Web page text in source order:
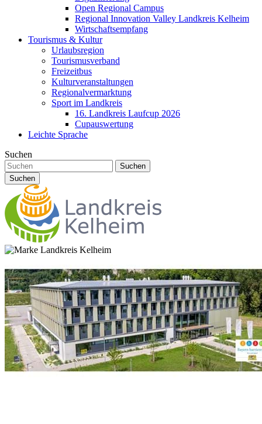
Open Regional Campus
Regional Innovation Valley Landkreis Kelheim
Wirtschaftsempfang
Tourismus & Kultur
Urlaubsregion
Tourismusverband
Freizeitbus
Kulturveranstaltungen
Regionalvermarktung
Sport im Landkreis
16. Landkreis Laufcup 2026
Cupauswertung
Leichte Sprache
Suchen
Suchen
Suchen